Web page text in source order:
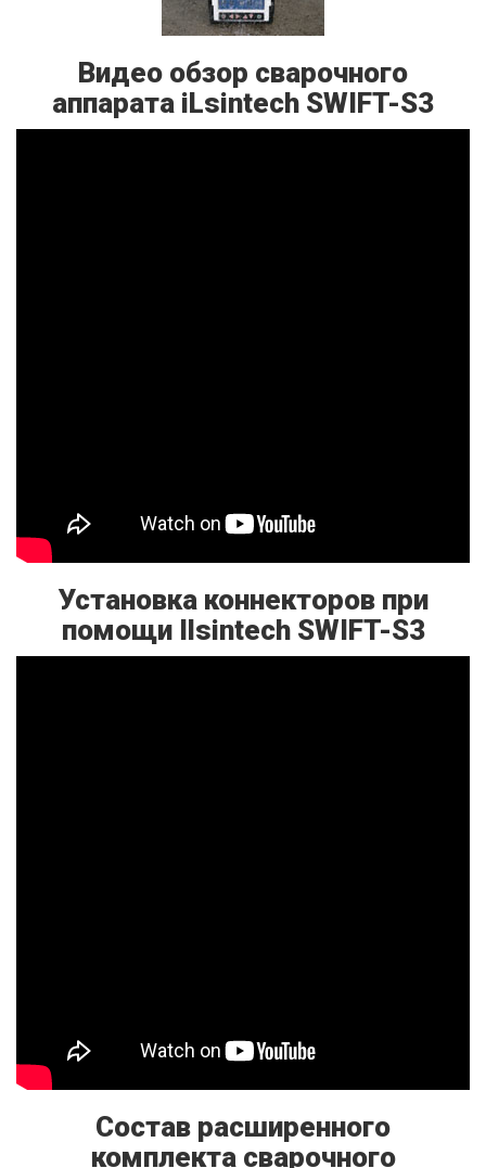
Видео обзор сварочного
аппарата iLsintech SWIFT-S3
Установка коннекторов при
помощи Ilsintech SWIFT-S3
Состав расширенного
комплекта сварочного